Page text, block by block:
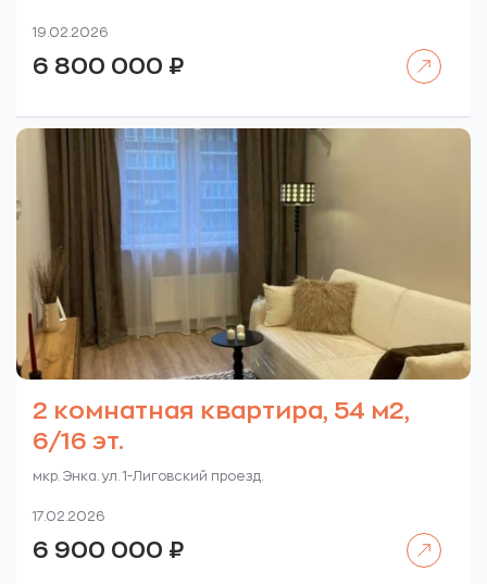
19.02.2026
6 800 000 ₽
2 комнатная квартира, 54 м2,
6/16 эт.
мкр. Энка. ул. 1-Лиговский проезд.
17.02.2026
6 900 000 ₽